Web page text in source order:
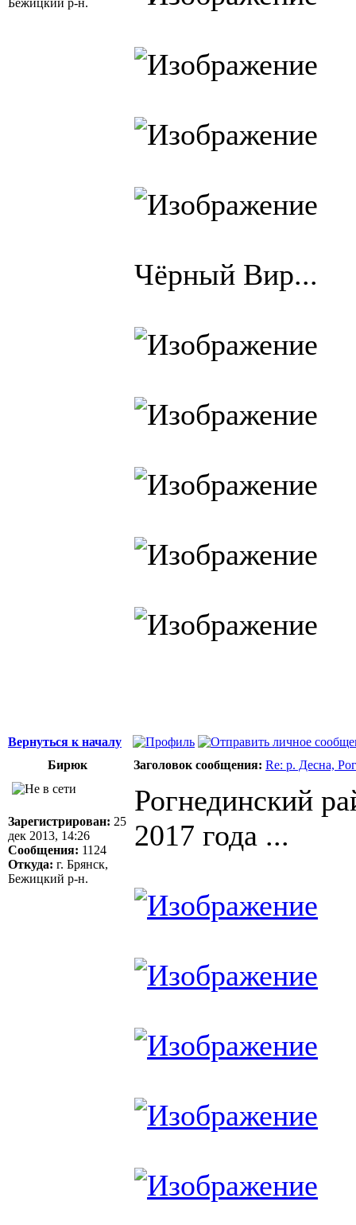
Чёрный Вир...
Вернуться к началу
Бирюк
Заголовок сообщения: Re: р. Десна,
Зарегистрирован: 25
дек 2013, 14:26
Сообщения: 1124
Откуда: г. Брянск,
Бежицкий р-н.
Рогнединский
2017 года ...